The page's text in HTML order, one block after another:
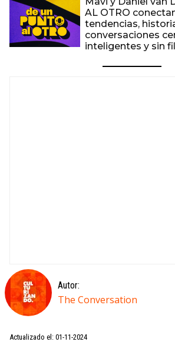
AL OTRO
tendencias,
conversaciones
inteligentes y sin
Autor:
The Conversation
Actualizado el: 01-11-2024